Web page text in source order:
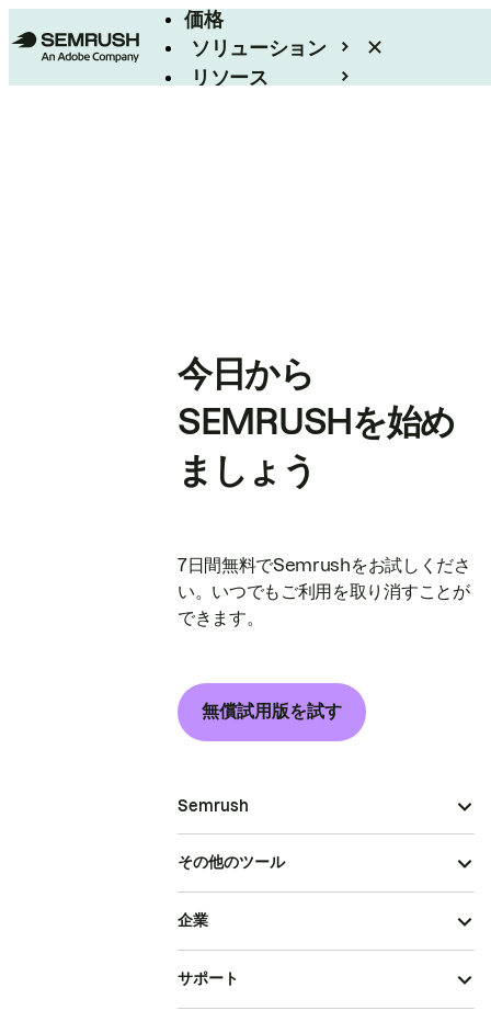
価格
ソリューション
リソース
今日から
SEMRUSHを始め
ましょう
7日間無料でSemrushをお試しくださ
い。いつでもご利用を取り消すことが
できます。
無償試用版を試す
Semrush
その他のツール
企業
サポート